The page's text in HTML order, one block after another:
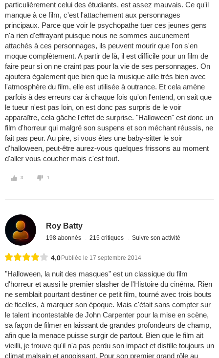
particulièrement celui des étudiants, est assez mauvais. Ce qu'il
manque à ce film, c'est l'attachement aux personnages
principaux. Parce que voir le psychopathe tuer ces jeunes gens
n'a rien d'effrayant puisque nous ne sommes aucunement
attachés à ces personnages, ils peuvent mourir que l'on s'en
moque complètement. A partir de là, il est difficile pour un film de
faire peur si on ne craint pas pour la vie de ses personnages. On
ajoutera également que bien que la musique aille très bien avec
l'atmosphère du film, elle est utilisée à outrance. Et cela amène
parfois à des erreurs car à chaque fois qu'on l'entend, on sait que
le tueur n'est pas loin, on est donc pas surpris de le voir
apparaître, cela gâche l'effet de surprise. "Halloween" est donc un
film d'horreur qui malgré son suspens et son méchant réussis, ne
fait pas peur. Au pire, si vous êtes une baby-sitter le soir
d'halloween, peut-être aurez-vous quelques frissons au moment
d'aller vous coucher mais c'est tout.
3 1
Roy Batty
198 abonnés 215 critiques Suivre son activité
4,0 Publiée le 17 septembre 2014
"Halloween, la nuit des masques" est un classique du film
d'horreur et aussi le premier slasher de l'Histoire du cinéma. Rien
ne semblait pourtant destiner ce petit film, tourné avec trois bouts
de ficelles, à marquer son époque. Mais c'était sans compter sur
le talent incontestable de John Carpenter pour la mise en scène,
sa façon de filmer en laissant de grandes profondeurs de champ,
afin que la menace puisse surgir de partout. Bien que le film ait
vieilli, je trouve qu'il n'a pas perdu son impact et distille toujours un
climat malsain et angoissant. Pour son premier grand rôle au